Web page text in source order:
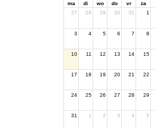
ma di wo do vr za
27
28 29 30 31 1
3 4 5 6 7 8
10 11 12 13 14 15
17 18 19 20 21 22
24 25 26 27 28 29
31 1 2 3 4 5